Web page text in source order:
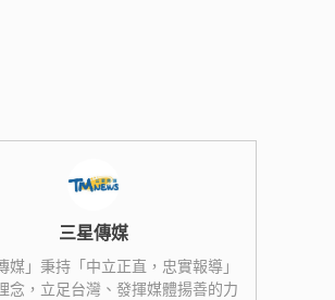
三星傳媒
媒」秉持「中立正直，忠實報導」
念，立足台灣、發揮媒體揚善的力